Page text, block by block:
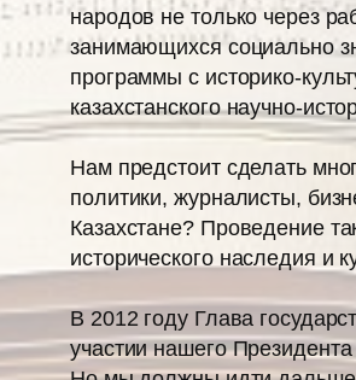
народов не только через
занимающихся социально
программы с историко-
казахстанского научно-
Нам предстоит сделать
политики, журналисты,
Казахстане? Проведение
исторического наследия и
В 2012 году Глава
участии нашего